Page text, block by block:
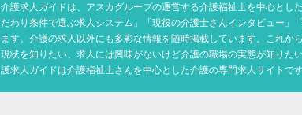
介護求人ガイドは、アスカグループの運営する介護福祉士を中心と
だわり条件で選ぶ求人システム」「現役の介護士さんインタビュー
ます。介護の求人以外にも多彩な情報を随時掲載しています。これ
現状を知りたい、求人には興味がないけど介護の職場の実態が知り
護求人ガイドは介護福祉士さんを中心とした介護の専門求人サイトで